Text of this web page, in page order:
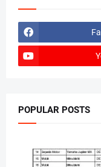
POPULAR POSTS